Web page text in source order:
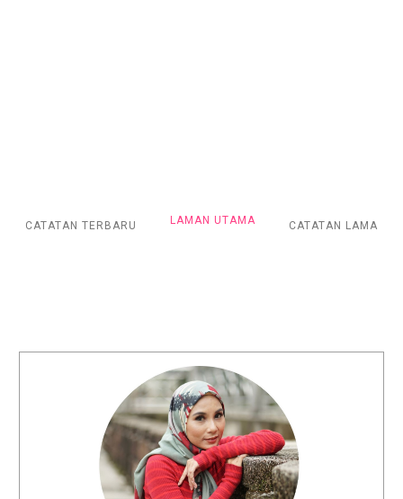
CATATAN TERBARU CATATAN LAMA
LAMAN UTAMA